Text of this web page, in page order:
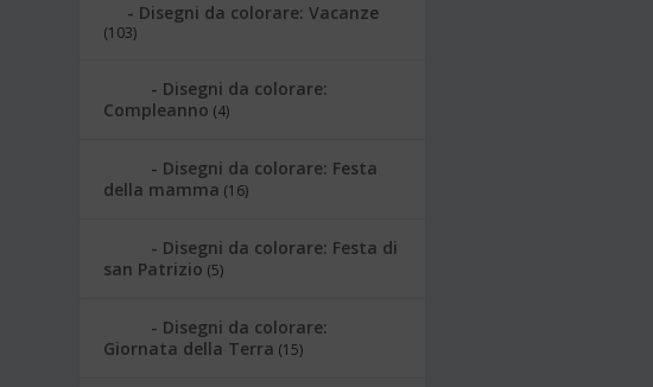
Disegni da colorare: Vacanze
(103)
Disegni da colorare:
Compleanno (4)
Disegni da colorare: Festa
della mamma (16)
Disegni da colorare: Festa di
san Patrizio (5)
Disegni da colorare:
Giornata della Terra (15)